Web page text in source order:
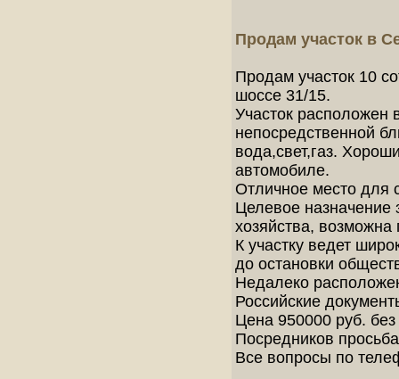
Продам участок в
Продам участок 10
шоссе 31/15.
Участок расположен
непосредственной
вода,свет,газ.
автомобиле.
Отличное место для
Целевое назначение
хозяйства, возможна
К участку ведет
до остановки
Недалеко
Российские
Цена 950000 руб. без
Посредников
Все вопросы по